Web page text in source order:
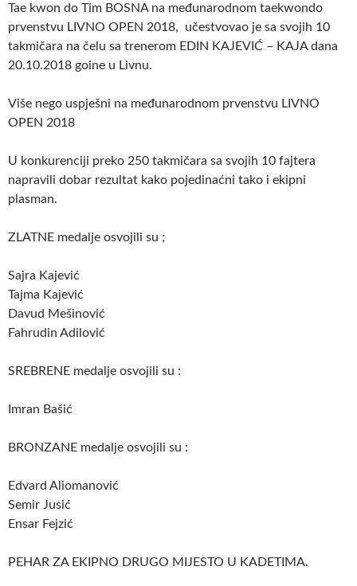
Tae kwon do Tim BOSNA na međunarodnom taekwondo
prvenstvu LIVNO OPEN 2018, učestvovao je sa svojih 10
takmičara na čelu sa trenerom EDIN KAJEVIĆ – KAJA dana
20.10.2018 goine u Livnu.
Više nego uspješni na međunarodnom prvenstvu LIVNO
OPEN 2018
U konkurenciji preko 250 takmičara sa svojih 10 fajtera
napravili dobar rezultat kako pojedinaćni tako i ekipni
plasman.
ZLATNE medalje osvojili su ;
Sajra Kajević
Tajma Kajević
Davud Mešinović
Fahrudin Adilović
SREBRENE medalje osvojili su :
Imran Bašić
BRONZANE medalje osvojili su :
Edvard Aliomanović
Semir Jusić
Ensar Fejzić
PEHAR ZA EKIPNO DRUGO MIJESTO U KADETIMA.